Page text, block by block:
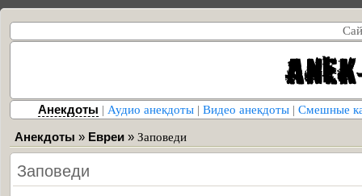
Анекдоты | Аудио анекдоты | Видео анекдоты | Смешные
Анекдоты » Евреи » Заповеди
Заповеди